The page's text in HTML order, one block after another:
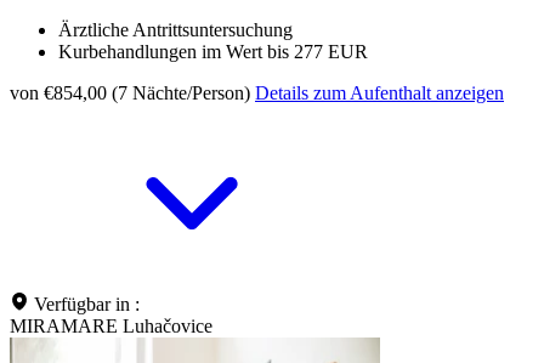
Ärztliche Antrittsuntersuchung
Kurbehandlungen im Wert bis 277 EUR
von €854,00 (7 Nächte/Person) Details zum Aufenthalt anzeigen
Verfügbar in :
MIRAMARE Luhačovice